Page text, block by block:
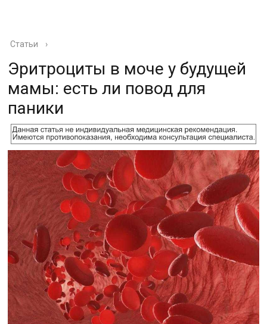
Статьи ›
Эритроциты в моче у будущей
мамы: есть ли повод для
паники